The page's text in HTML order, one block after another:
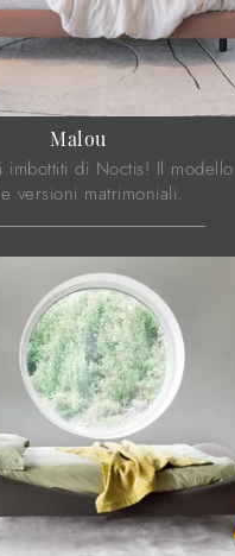
Malou
imbottiti di Noctis! Il
versioni matrimoniali.